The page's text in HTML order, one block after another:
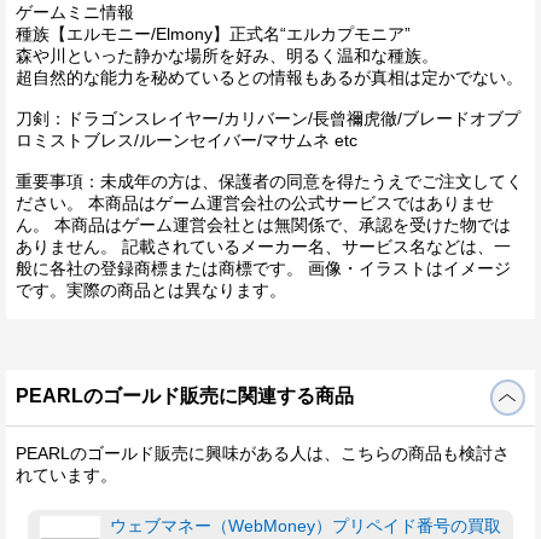
ゲームミニ情報
種族【エルモニー/Elmony】正式名“エルカプモニア”
森や川といった静かな場所を好み、明るく温和な種族。
超自然的な能力を秘めているとの情報もあるが真相は定かでない。
刀剣：ドラゴンスレイヤー/カリバーン/長曾禰虎徹/ブレードオブプ
ロミストブレス/ルーンセイバー/マサムネ etc
重要事項：未成年の方は、保護者の同意を得たうえでご注文してく
ださい。 本商品はゲーム運営会社の公式サービスではありませ
ん。 本商品はゲーム運営会社とは無関係で、承認を受けた物では
ありません。 記載されているメーカー名、サービス名などは、一
般に各社の登録商標または商標です。 画像・イラストはイメージ
です。実際の商品とは異なります。
PEARLのゴールド販売に関連する商品
PEARLのゴールド販売に興味がある人は、こちらの商品も検討さ
れています。
ウェブマネー（WebMoney）プリペイド番号の買取